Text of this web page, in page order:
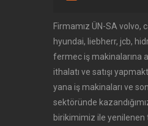
Firmamız ÜN-SA volvo,
hyundai, liebherr, jcb,
fermec iş makinalarına
ithalatı ve satışı
yana iş makinaları ve
sektöründe
birikimimiz ile
Müşteri Temsilcisi